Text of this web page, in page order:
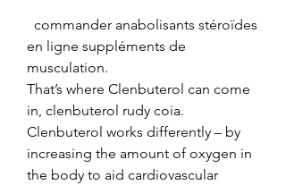
en ligne suppléments de
musculation.
That’s where Clenbuterol can come
in, clenbuterol rudy coia.
Clenbuterol works differently – by
increasing the amount of oxygen in
the body to aid cardiovascular